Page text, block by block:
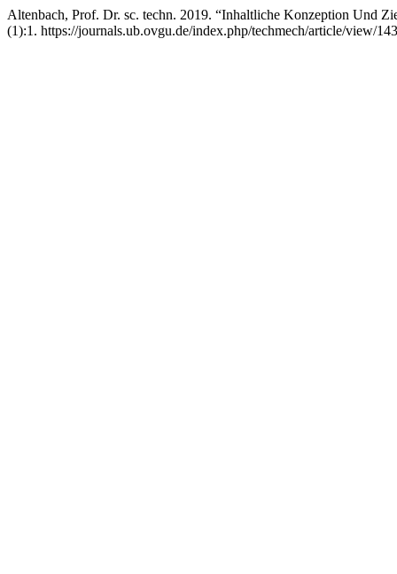
Altenbach, Prof. Dr. sc. techn. 2019. “Inhaltliche Konzeption Und
(1):1. https://journals.ub.ovgu.de/index.php/techmech/article/view/